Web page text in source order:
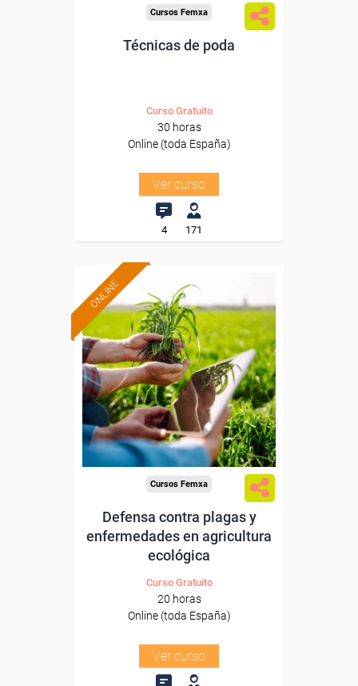
Cursos Femxa
Técnicas de poda
Curso Gratuito
30 horas
Online (toda España)
Ver curso
4 171
ONLINE
Formación 100%
subvencionada.
Para desempleados,
trabajadores y autónomos.
Sector
-Agricultura y Ganadería.
Cursos Femxa
Defensa contra plagas y
enfermedades en agricultura
ecológica
Curso Gratuito
20 horas
Online (toda España)
Ver curso